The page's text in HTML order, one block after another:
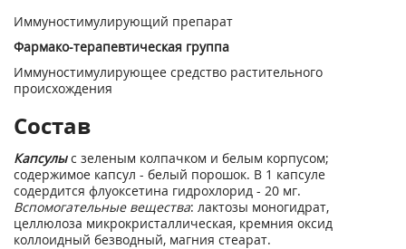
Иммуностимулирующий препарат
Фармако-терапевтическая группа
Иммуностимулирующее средство растительного
происхождения
Состав
Капсулыс зеленым колпачком и белым корпусом;
содержимое капсул - белый порошок. В 1 капсуле
содердится флуоксетина гидрохлорид - 20 мг.
Вспомогательные вещества: лактозы моногидрат,
целлюлоза микрокристаллическая, кремния оксид
коллоидный безводный, магния стеарат.